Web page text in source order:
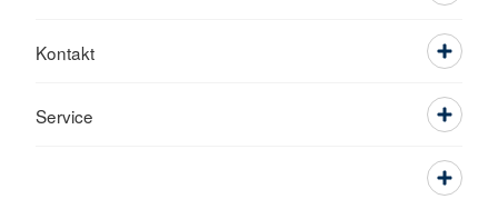
Kontakt
Service